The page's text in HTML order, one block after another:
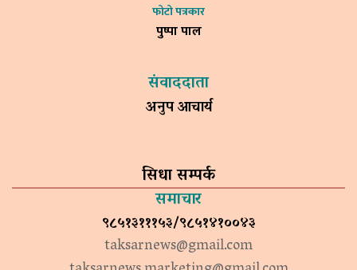
फोटो पत्रकार
पुष्पा पाल
संवाददाता
अनुप आचार्य
सिधा सम्पर्क
समाचार
९८५१३१११५३/९८५१४१००४३
taksarnews@gmail.com